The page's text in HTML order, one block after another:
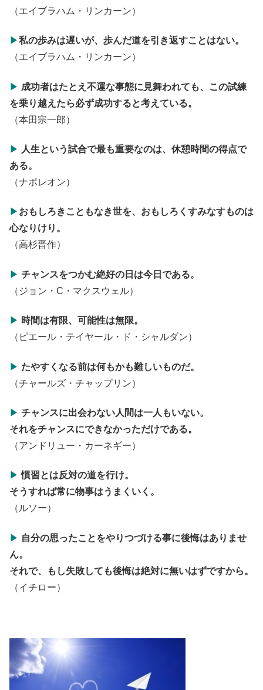
（エイブラハム・リンカーン）
▶私の歩みは遅いが、歩んだ道を引き返すことはない。
（エイブラハム・リンカーン）
▶ 成功者はたとえ不運な事態に見舞われても、
この試練
を乗り越えたら必ず成功すると考えている。
（本田宗一郎）
▶ 人生という試合で最も重要なのは、 休憩時間の得点で
ある。
（ナポレオン）
▶ おもしろきこともなき世を、おもしろく すみなすものは
心なりけり。
（高杉晋作）
▶ チャンスをつかむ絶好の日は今日である。
（ジョン・C・マクスウェル）
▶ 時間は有限、可能性は無限。
（ピエール・テイヤール・ド・シャルダン）
▶ たやすくなる前は何もかも難しいものだ。
（チャールズ・チャップリン）
▶ チャンスに出会わない人間は一人もいない。
それをチャンスにできなかっただけである。
（アンドリュー・カーネギー）
▶慣習とは反対の道を行け。
そうすれば常に物事はうまくいく。
（ルソー）
▶ 自分の思ったことをやりつづける事に後悔はありませ
ん。
それで、もし失敗しても後悔は絶対に無いはずですから。
（イチロー）